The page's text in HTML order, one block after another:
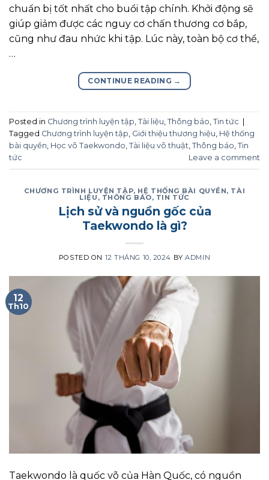
chuẩn bị tốt nhất cho buổi tập chính. Khởi động sẽ
giúp giảm được các nguy cơ chấn thương cơ bắp,
cũng như đau nhức khi tập. Lúc này, toàn bộ cơ thể,
…
CONTINUE READING →
Posted in Chương trình luyện tập Tài liệu Thông báo Tin tức
Tagged Chương trình luyện tập Giới thiệu thương hiệu Hệ thống
bài quyền Học võ Taekwondo Tài liệu võ thuật Thông báo Tin
tức
Leave a comment
CHƯƠNG TRÌNH LUYỆN TẬP, HỆ THỐNG BÀI QUYỀN, TÀI
LIỆU , THÔNG BÁO, TIN TỨC
Lịch sử và nguồn gốc của
Taekwondo là gì?
POSTED ON 12 THÁNG 10, 2024 BYADMIN
12
Th10
Taekwondo là quốc võ của Hàn Quốc, có nguồn